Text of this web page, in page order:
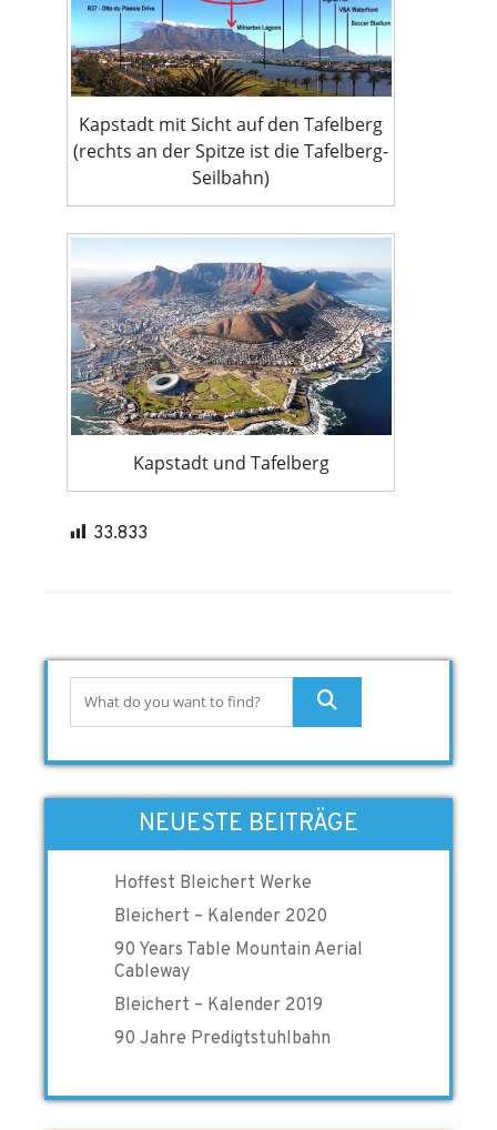
Kapstadt mit Sicht auf den Tafelberg
(rechts an der Spitze ist die Tafelberg-
Seilbahn)
Kapstadt und Tafelberg
33.833
NEUESTE BEITRÄGE
Hoffest Bleichert Werke
Bleichert – Kalender 2020
90 Years Table Mountain Aerial
Cableway
Bleichert – Kalender 2019
90 Jahre Predigtstuhlbahn